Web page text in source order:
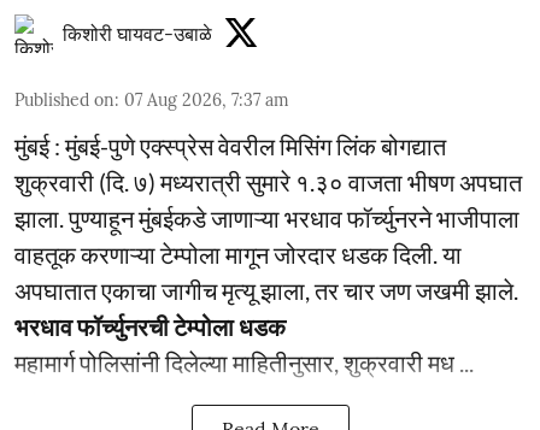
किशोरी घायवट-उबाळे
Published on: 07 Aug 2026, 7:37 am
मुंबई : मुंबई-पुणे एक्स्प्रेस वेवरील मिसिंग लिंक बोगद्यात
शुक्रवारी (दि. ७) मध्यरात्री सुमारे १.३० वाजता भीषण अपघात
झाला. पुण्याहून मुंबईकडे जाणाऱ्या भरधाव फॉर्च्युनरने भाजीपाला
वाहतूक करणाऱ्या टेम्पोला मागून जोरदार धडक दिली. या
अपघातात एकाचा जागीच मृत्यू झाला, तर चार जण जखमी झाले.
भरधाव फॉर्च्युनरची टेम्पोला धडक
महामार्ग पोलिसांनी दिलेल्या माहितीनुसार, शुक्रवारी मध ...